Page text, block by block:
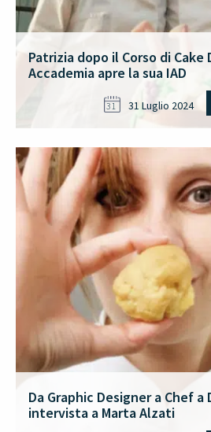
Patrizia dopo il Corso di Cake
Accademia apre la sua IAD
31 31 Luglio 2024
Da Graphic Designer a Chef a
intervista a Marta Alzati